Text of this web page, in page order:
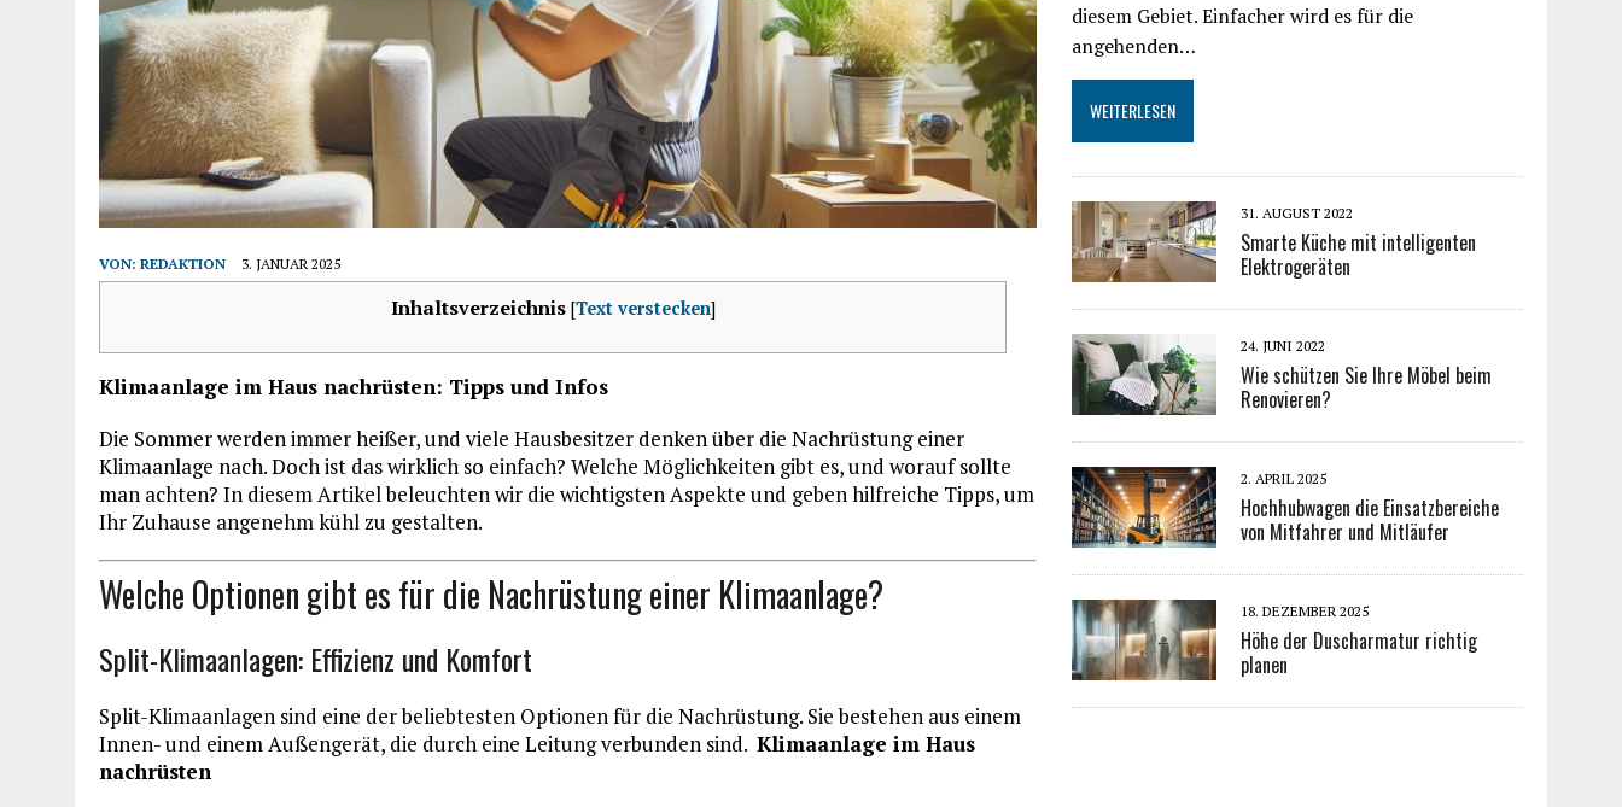
VON: REDAKTION 3. JANUAR 2025
Inhaltsverzeichnis [Text verstecken]
Klimaanlage im Haus nachrüsten: Tipps und Infos
Die Sommer werden immer heißer, und viele Hausbesitzer denken über die Nachrüstung einer
Klimaanlage nach. Doch ist das wirklich so einfach? Welche Möglichkeiten gibt es, und worauf sollte
man achten? In diesem Artikel beleuchten wir die wichtigsten Aspekte und geben hilfreiche Tipps, um
Ihr Zuhause angenehm kühl zu gestalten.
Welche Optionen gibt es für die Nachrüstung einer Klimaanlage?
Split-Klimaanlagen: Effizienz und Komfort
Split-Klimaanlagen sind eine der beliebtesten Optionen für die Nachrüstung. Sie bestehen aus einem
Innen- und einem Außengerät, die durch eine Leitung verbunden sind. Klimaanlage im Haus
nachrüsten
diesem Gebiet. Einfacher wird es für die
angehenden…
WEITERLESEN
31. AUGUST 2022
Smarte Küche mit intelligenten
Elektrogeräten
24. JUNI 2022
Wie schützen Sie Ihre Möbel beim
Renovieren?
2. APRIL 2025
Hochhubwagen die Einsatzbereiche
von Mitfahrer und Mitläufer
18. DEZEMBER 2025
Höhe der Duscharmatur richtig
planen